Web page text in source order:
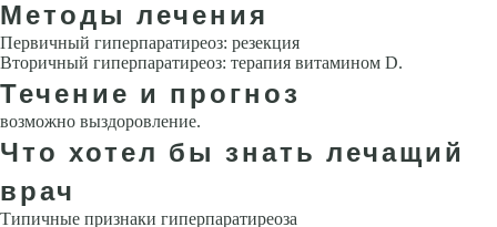
Методы лечения
Первичный гиперпаратиреоз: резекция
Вторичный гиперпаратиреоз: терапия витамином D.
Течение и прогноз
возможно выздоровление.
Что хотел бы знать лечащий
врач
Типичные признаки гиперпаратиреоза